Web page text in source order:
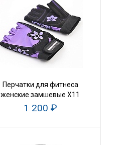
Перчатки для фитнеса
женские замшевые X11
1 200 ₽